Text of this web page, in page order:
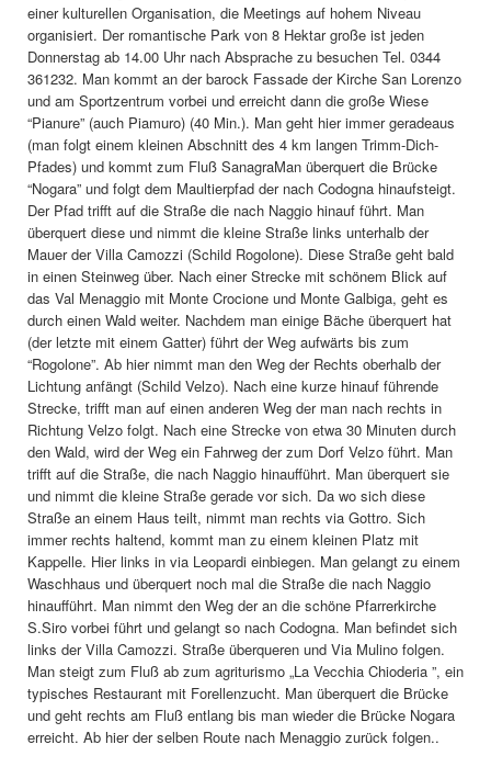
einer kulturellen Organisation, die Meetings auf hohem Niveau
organisiert. Der romantische Park von 8 Hektar große ist jeden
Donnerstag ab 14.00 Uhr nach Absprache zu besuchen Tel. 0344
361232. Man kommt an der barock Fassade der Kirche San Lorenzo
und am Sportzentrum vorbei und erreicht dann die große Wiese
“Pianure” (auch Piamuro) (40 Min.). Man geht hier immer geradeaus
(man folgt einem kleinen Abschnitt des 4 km langen Trimm-Dich-
Pfades) und kommt zum Fluß SanagraMan überquert die Brücke
“Nogara” und folgt dem Maultierpfad der nach Codogna hinaufsteigt.
Der Pfad trifft auf die Straße die nach Naggio hinauf führt. Man
überquert diese und nimmt die kleine Straße links unterhalb der
Mauer der Villa Camozzi (Schild Rogolone). Diese Straße geht bald
in einen Steinweg über. Nach einer Strecke mit schönem Blick auf
das Val Menaggio mit Monte Crocione und Monte Galbiga, geht es
durch einen Wald weiter. Nachdem man einige Bäche überquert hat
(der letzte mit einem Gatter) führt der Weg aufwärts bis zum
“Rogolone”. Ab hier nimmt man den Weg der Rechts oberhalb der
Lichtung anfängt (Schild Velzo). Nach eine kurze hinauf führende
Strecke, trifft man auf einen anderen Weg der man nach rechts in
Richtung Velzo folgt. Nach eine Strecke von etwa 30 Minuten durch
den Wald, wird der Weg ein Fahrweg der zum Dorf Velzo führt. Man
trifft auf die Straße, die nach Naggio hinaufführt. Man überquert sie
und nimmt die kleine Straße gerade vor sich. Da wo sich diese
Straße an einem Haus teilt, nimmt man rechts via Gottro. Sich
immer rechts haltend, kommt man zu einem kleinen Platz mit
Kappelle. Hier links in via Leopardi einbiegen. Man gelangt zu einem
Waschhaus und überquert noch mal die Straße die nach Naggio
hinaufführt. Man nimmt den Weg der an die schöne Pfarrerkirche
S.Siro vorbei führt und gelangt so nach Codogna. Man befindet sich
links der Villa Camozzi. Straße überqueren und Via Mulino folgen.
Man steigt zum Fluß ab zum agriturismo „La Vecchia Chioderia ”, ein
typisches Restaurant mit Forellenzucht. Man überquert die Brücke
und geht rechts am Fluß entlang bis man wieder die Brücke Nogara
erreicht. Ab hier der selben Route nach Menaggio zurück folgen..